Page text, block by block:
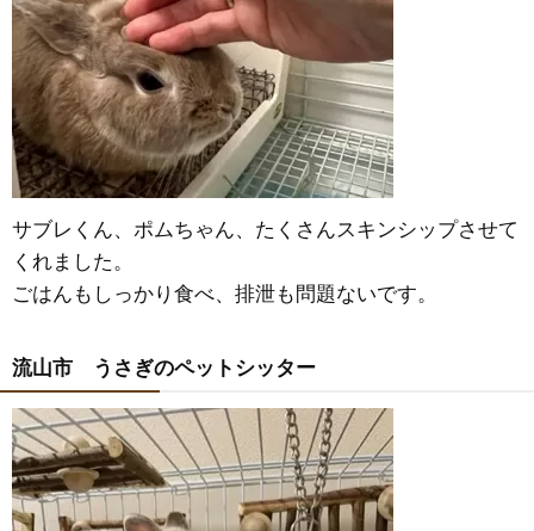
サブレくん、ポムちゃん、たくさんスキンシップさせて
くれました。
ごはんもしっかり食べ、排泄も問題ないです。
流山市 うさぎのペットシッター